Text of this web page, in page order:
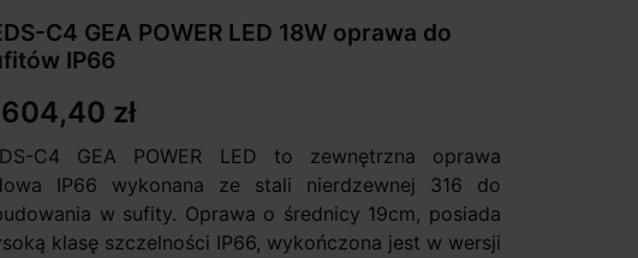
C4 GEA POWER LED 18W oprawa do
IP66
zł
C4 GEA POWER LED to zewnętrzna oprawa
IP66 wykonana ze stali nierdzewnej 316 do
w sufity. Oprawa o średnicy 19cm, posiada
klasę szczelności IP66, wykończona jest w wersji